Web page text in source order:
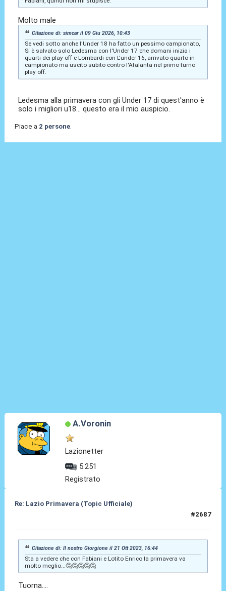
Molto male
Citazione di: simcar il 09 Giu 2026, 10:43
Se vedi sotto anche l'Under 18 ha fatto un pessimo campionato,
Si è salvato solo Ledesma con l'Under 17 che domani inizia i
quarti dei play off e Lombardi con L'under 16, arrivato quarto in
campionato ma uscito subito contro l'Atalanta nel primo turno
play off.
Ledesma alla primavera con gli Under 17 di quest'anno è
solo i migliori u18... questo era il mio auspicio.
Piace a 2 persone.
A.Voronin
Lazionetter
5.251
Registrato
Re: Lazio Primavera (Topic Ufficiale)
#2687
Citazione di: Il nostro Giorgione il 21 Ott 2023, 16:44
Sta a vedere che con Fabiani e Lotito Enrico la primavera va
molto meglio...🤔🤔🤔🤔🤔
Tuorna....